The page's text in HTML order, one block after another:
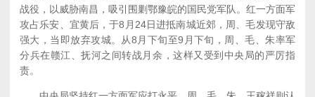
战役，以威胁南昌，吸引围剿鄂豫皖的国民党军队。红一方面军
攻占乐安、宜黄后，于8月24日进抵南城近郊，周、毛发现守敌
强大，当即放弃攻城。从8月下旬至9月下旬，周、毛、朱率军
分兵在赣江、抚河之间转战月余，这样又受到中央局的严厉指
责。